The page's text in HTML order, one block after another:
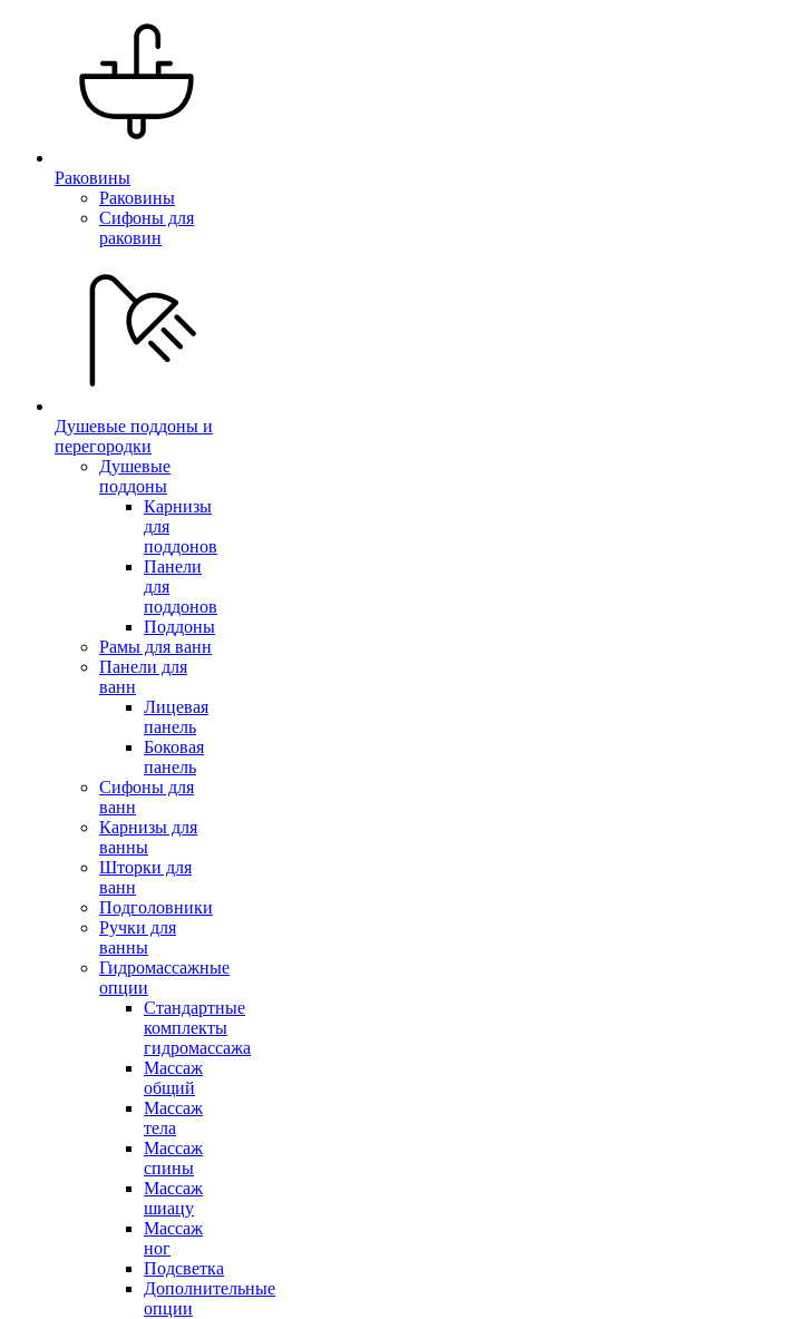
Раковины
Раковины
Сифоны для
раковин
Душевые поддоны и
перегородки
Душевые
поддоны
Карнизы
для
поддонов
Панели
для
поддонов
Поддоны
Рамы для ванн
Панели для
ванн
Лицевая
панель
Боковая
панель
Сифоны для
ванн
Карнизы для
ванны
Шторки для
ванн
Подголовники
Ручки для
ванны
Гидромассажные
опции
Стандартные
комплекты
гидромассажа
Массаж
общий
Массаж
тела
Массаж
спины
Массаж
шиацу
Массаж
ног
Подсветка
Дополнительные
опции